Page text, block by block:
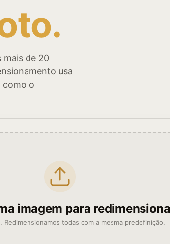
mais de 20
usa
como o
imagem para
Redimensionamos todas com a mesma predefinição.